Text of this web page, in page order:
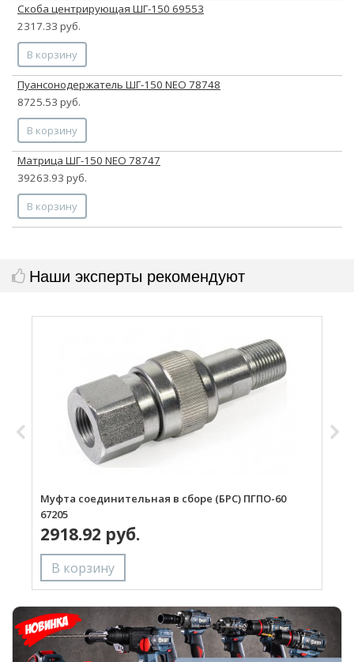
Скоба центрирующая ШГ-150 69553
2317.33 руб.
В корзину
Пуансонодержатель ШГ-150 NEO 78748
8725.53 руб.
В корзину
Матрица ШГ-150 NEO 78747
39263.93 руб.
В корзину
Наши эксперты рекомендуют
Муфта соединительная в сборе (БРС) ПГПО-60
67205
2918.92 руб.